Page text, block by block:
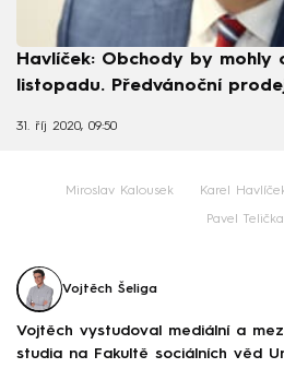
Havlíček: Obchody by mohly
listopadu. Předvánoční
31. říj 2020, 09:50
Miroslav Kalousek Karel
Pavel Telička
Vojtěch Šeliga
Vojtěch vystudoval mediální a
studia na Fakultě sociálních věd